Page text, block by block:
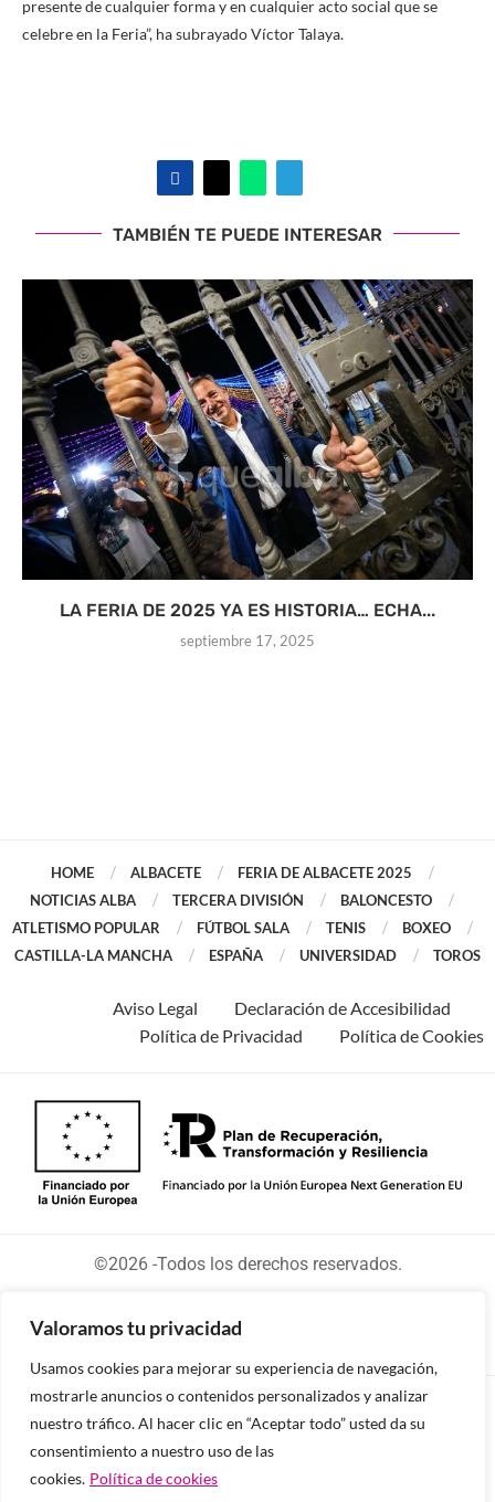
Valoramos tu privacidad
Usamos cookies para mejorar su experiencia de navegación,
mostrarle anuncios o contenidos personalizados y analizar
nuestro tráfico. Al hacer clic en “Aceptar todo” usted da su
consentimiento a nuestro uso de las
cookies. Política de cookies
presente de cualquier forma y en cualquier acto social que se
celebre en la Feria”, ha subrayado Víctor Talaya.
TAMBIÉN TE PUEDE INTERESAR
LA FERIA DE 2025 YA ES HISTORIA… ECHA...
septiembre 17, 2025
HOME ALBACETE
FERIA DE ALBACETE 2025
NOTICIAS ALBA
TERCERA DIVISIÓN
BALONCESTO
ATLETISMO POPULAR
FÚTBOL SALA TENIS
BOXEO
CASTILLA-LA MANCHA
ESPAÑA UNIVERSIDAD TOROS
Aviso Legal
Declaración de Accesibilidad
Política de Privacidad
Política de Cookies
©2026 -Todos los derechos reservados.
Diseñado y desarrollado por tu equipo Imedia
Comunicación